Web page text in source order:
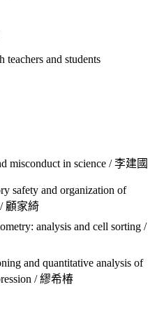
teachers and students
misconduct in science / 李建國
safety and organization of
/ 顧家綺
analysis and cell sorting /
and quantitative analysis of
/ 繆希椿